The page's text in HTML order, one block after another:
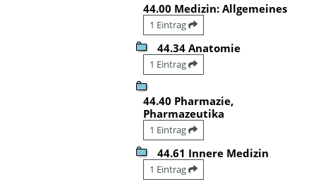
44.00 Medizin: Allgemeines
1 Eintrag
44.34 Anatomie
1 Eintrag
44.40 Pharmazie,
Pharmazeutika
1 Eintrag
44.61 Innere Medizin
1 Eintrag